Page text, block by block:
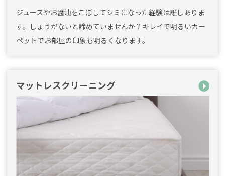
ジュースやお醤油をこぼしてシミになった経験は誰しありま
す。しょうがないと諦めていませんか？キレイで明るいカー
ペットでお部屋の印象も明るくなります。
マットレスクリーニング